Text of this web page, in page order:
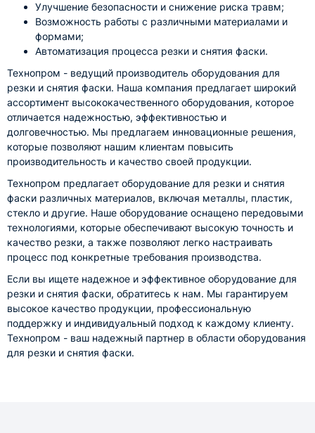
Улучшение безопасности и снижение риска травм;
Возможность работы с различными материалами и
формами;
Автоматизация процесса резки и снятия фаски.
Технопром - ведущий производитель оборудования для
резки и снятия фаски. Наша компания предлагает широкий
ассортимент высококачественного оборудования, которое
отличается надежностью, эффективностью и
долговечностью. Мы предлагаем инновационные решения,
которые позволяют нашим клиентам повысить
производительность и качество своей продукции.
Технопром предлагает оборудование для резки и снятия
фаски различных материалов, включая металлы, пластик,
стекло и другие. Наше оборудование оснащено передовыми
технологиями, которые обеспечивают высокую точность и
качество резки, а также позволяют легко настраивать
процесс под конкретные требования производства.
Если вы ищете надежное и эффективное оборудование для
резки и снятия фаски, обратитесь к нам. Мы гарантируем
высокое качество продукции, профессиональную
поддержку и индивидуальный подход к каждому клиенту.
Технопром - ваш надежный партнер в области оборудования
для резки и снятия фаски.